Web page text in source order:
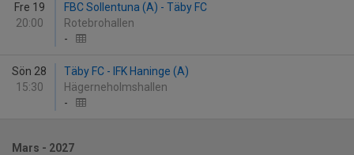
Fre 19
20:00
FBC Sollentuna (A) - Täby FC
Rotebrohallen
-
Sön 28
15:30
Täby FC - IFK Haninge (A)
Hägerneholmshallen
-
Mars - 2027